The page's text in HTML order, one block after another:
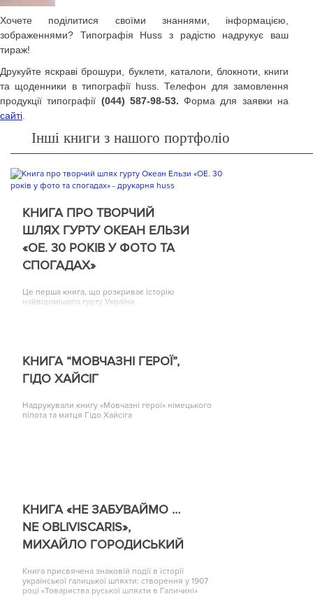
Хочете поділитися своїми знаннями, інформацією,
зображеннями? Типографія Huss з радістю надрукує ваш
тираж!
Друкуйте яскраві брошури, буклети, каталоги, блокноти, книги
та щоденники в типографії huss. Телефон для замовлення
продукції типографії (044) 587-98-53. Форма для заявки на
сайті
Інші книги з нашого портфоліо
КНИГА ПРО ТВОРЧИЙ
ШЛЯХ ГУРТУ ОКЕАН ЕЛЬЗИ
«ОЕ. 30 РОКІВ У ФОТО ТА
СПОГАДАХ»
Це перша книга, що розкриває історію
найвідомішого гурту України.
КНИГА “МОВЧАЗНІ ГЕРОЇ”,
ГІДО ХАЙСІГ
Надрукували книгу «Мовчазні герої» німецького
пілота та митця Гідо Хайсіга
КНИГА «НЕ ЗАБУВАЙМО …
NE OBLIVISCARIS»,
МИХАЙЛО ГОРОДИСЬКИЙ
Книга присвячена знаковій події в історії
української галицької шляхти: створення у 1907
році «Товариства руської шляхти в Галичині»